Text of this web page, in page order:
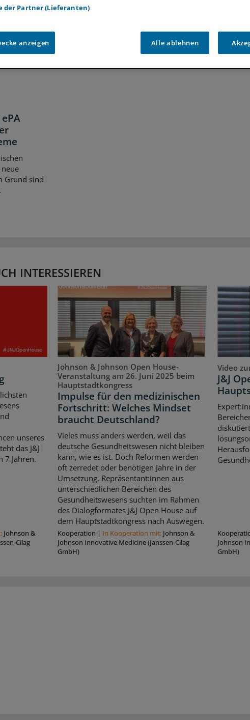
Grund sind
INTERESSIEREN
unseres
das J&J
7 Jahren.
Johnson &
Cilag
Johnson & Johnson Open House-
Veranstaltung am 26. Juni 2025 beim
Hauptstadtkongress
Impulse für den medizinischen
Fortschritt: Welches Mindset
braucht Deutschland?
Vieles muss anders werden, weil das
deutsche Gesundheitswesen nicht bleiben
kann, wie es ist. Doch Reformen werden
oft zerredet oder benötigen Jahre in der
Umsetzung. Repräsentant:innen aus
unterschiedlichen Bereichen des
Gesundheitswesens suchten im Rahmen
des Dialogformates J&J Open House auf
dem Hauptstadtkongress nach Auswegen.
Kooperation | In Kooperation mit: Johnson &
Johnson Innovative Medicine (Janssen-Cilag
GmbH)
Video
J&J
Johnson
GmbH)
der Partner (Lieferanten)
anzeigen Alle ablehnen